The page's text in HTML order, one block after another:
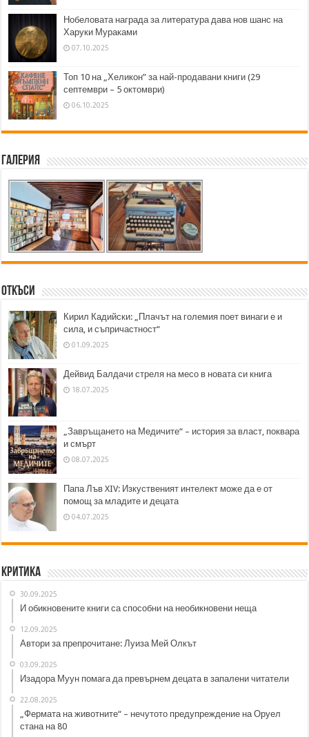
Нобеловата награда за литература дава нов шанс на
Харуки Мураками
07.10.2025
Топ 10 на „Хеликон” за най-продавани книги (29
септември – 5 октомври)
06.10.2025
Галерия
Откъси
Кирил Кадийски: „Плачът на големия поет винаги е и
сила, и съпричастност“
01.09.2025
Дейвид Балдачи стреля на месо в новата си книга
18.07.2025
„Завръщането на Медичите“ – история за власт, поквара
и смърт
08.07.2025
Папа Лъв XIV: Изкуственият интелект може да е от
помощ за младите и децата
04.07.2025
Критика
30.09.2025
И обикновените книги са способни на необикновени неща
12.09.2025
Автори за препрочитане: Луиза Мей Олкът
03.09.2025
Изадора Муун помага да превърнем децата в запалени читатели
22.08.2025
„Фермата на животните“ – нечутото предупреждение на Оруел
стана на 80